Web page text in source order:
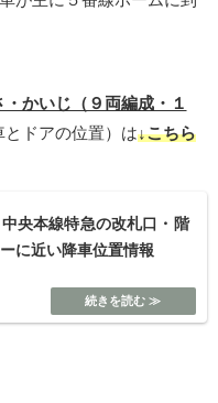
かいじ（９両編成・１
ドアの位置）は↓こちら
中央本線特急の改札口・階
に近い降車位置情報